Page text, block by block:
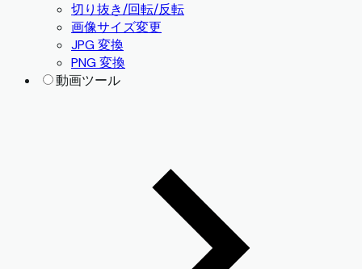
切り抜き/回転/反転
画像サイズ変更
JPG 変換
PNG 変換
動画ツール